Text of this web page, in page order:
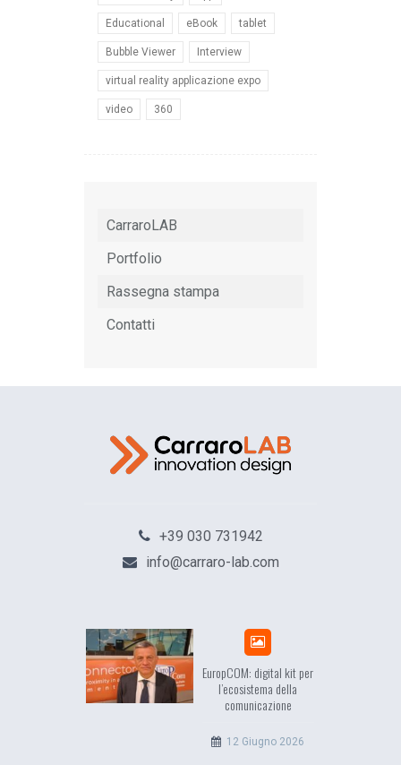
Educational eBook tablet
Bubble Viewer Interview
virtual reality applicazione expo
video 360
CarraroLAB
Portfolio
Rassegna stampa
Contatti
+39 030 731942
info@carraro-lab.com
EuropCOM: digital kit per
l’ecosistema della
comunicazione
12 Giugno 2026